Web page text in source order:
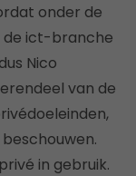
onder de
de ict-branche
Nico
van de
in gebruik.